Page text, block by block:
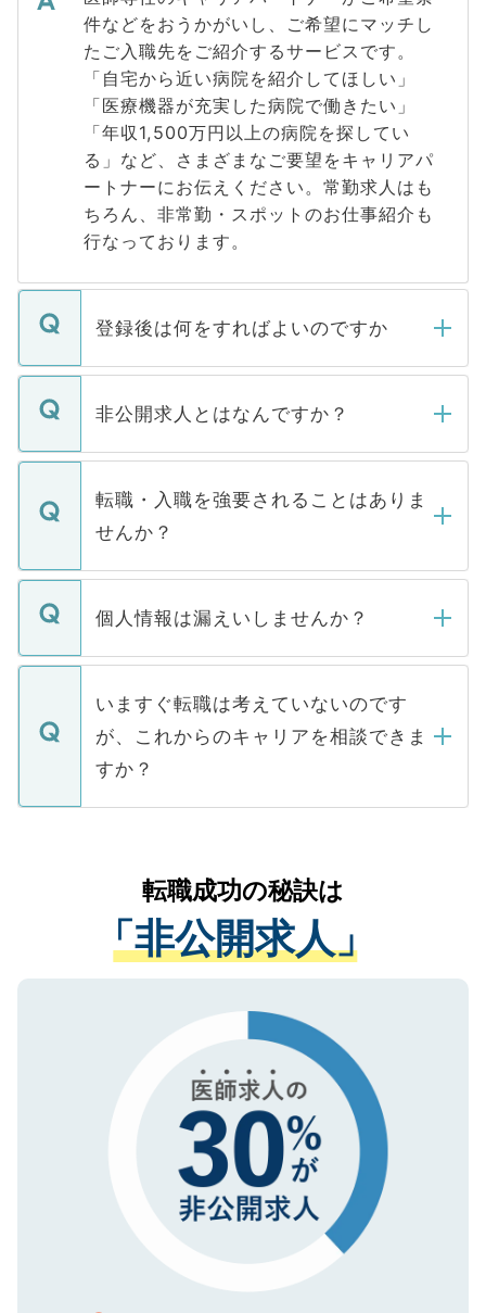
件などをおうかがいし、ご希望にマッチし
たご入職先をご紹介するサービスです。
「自宅から近い病院を紹介してほしい」
「医療機器が充実した病院で働きたい」
「年収1,500万円以上の病院を探してい
る」など、さまざまなご要望をキャリアパ
ートナーにお伝えください。常勤求人はも
ちろん、非常勤・スポットのお仕事紹介も
行なっております。
登録後は何をすればよいのですか
ご登録いただきましたら、弊社担当者がご
登録内容を確認し、その後メールもしくは
ます。通常、5営業日以内にはご連絡をせて
いただきますので、しばらくお待ちくださ
い。
非公開求人とはなんですか？
マイナビDOCTORで取り扱っている求人の
うち約3割は、Webサイトからご覧いただ
けない「非公開求人」です。非公開求人は
下記の理由によって、一般には公開してい
ません。
■応募殺到を避けるため 人気のある医療機
関を公にしてしまうと、応募が殺到する場
に、医療機関が求める条件に合った人材の
みを人材紹介会社に依頼するケースが増え
ています。
転職・入職を強要されることはありま
せんか？
転職・入職を強要することは一切ありませ
ん。また、仮に応募先から内定をいただい
定を承諾する必要はありません。内定先へ
の辞退の連絡はキャリアパートナーが行い
ますので、ご安心ください。
個人情報は漏えいしませんか？
個人情報が漏えいすることはありませんの
で、ご安心ください。当サイトからの登録
などで収集したご登録者様の個人情報は、
ご本人のキャリアアップおよび転職活動の
支援を目的に使用いたします。お預かりし
ているすべての個人データはご本人の許可
は、個人情報の取り扱いについての厳密な
管理基準を満たした事業者のみに付与され
る、プライバシーマークを取得済みです。
ご登録いただいた個人情報は、SSL（デー
で、機密保持に関してもご安心ください。
いますぐ転職は考えていないのです
が、これからのキャリアを相談できま
すか？
かがいして、現在の医療機関の状況や紹介
経験をまじえながら、適切なアドバイスを
させていただきます。すぐにご転職をされ
ない方には、長期的なサポートが可能です
ので、まずはご登録ください。
転職成功の秘訣は
「非公開求人」